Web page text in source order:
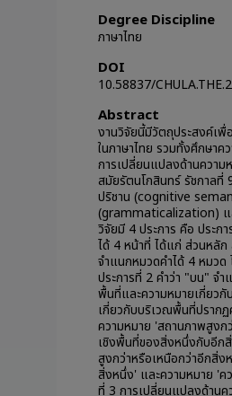
Degree Discipline
ภาษาไทย
DOI
10.58837/
Abstract
งานวิจัยนี้มีวัตถุประสงค์เ
ในภาษาไทย รวมทั้งศึกษาค
การเปลี่ยนแปลงด้านควา
สมัยรัตนโกสินทร์ รัชกาล
ปริชาน (cognitive
(grammaticalization) แ
วิจัยมี 4 ประการ คือ ประก
ได้ 4 หน้าที่ ได้แก่ ส่วนหลั
จำแนกหมวดคำได้ 4 หมว
ประการที่ 2 คำว่า "บน" จ
พื้นที่และความหมายเกี่ยว
เกี่ยวกับบริเวณพื้นที่ปราก
ความหมาย 'สถานภาพสูงก
เชิงพื้นที่ของสิ่งหนึ่งกับอีก
สูงกว่าหรือเหนือกว่าอีกสิ่
สิ่งหนึ่ง' และความหมาย '
ที่ 3 การเปลี่ยนแปลงด้านค